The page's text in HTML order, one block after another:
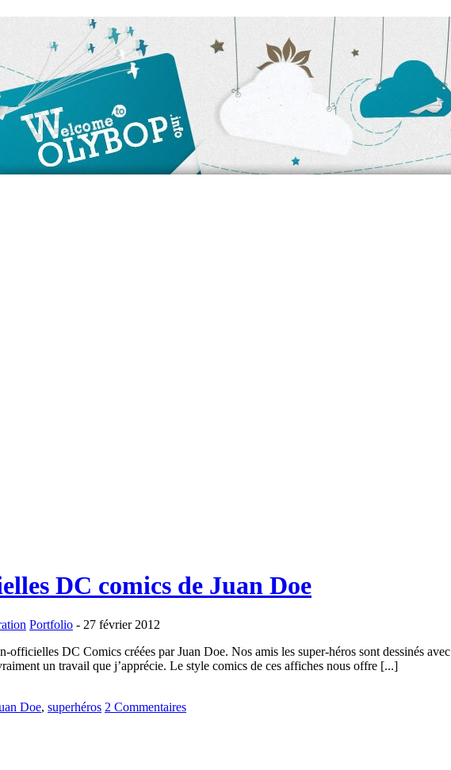
DC comics de Juan Doe
Portfolio - 27 février 2012
officielles DC Comics créées par Juan Doe. Nos amis les super-héros sont dessinés
un travail que j’apprécie. Le style comics de ces affiches nous offre [...]
Doe, superhéros 2 Commentaires